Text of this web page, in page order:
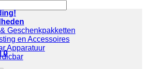
0
Geschenkpakketten
en Accessoires
Apparatuur